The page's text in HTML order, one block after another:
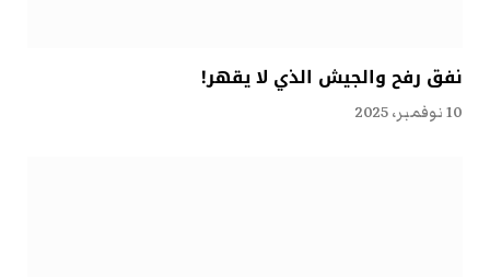
نفق رفح والجيش الذي لا يقهر!
10 نوفمبر، 2025